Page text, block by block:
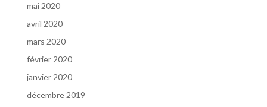
mai 2020
avril 2020
mars 2020
février 2020
janvier 2020
décembre 2019